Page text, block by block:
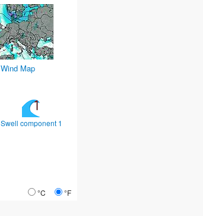
Wind Map
Swell component 1
°C °F